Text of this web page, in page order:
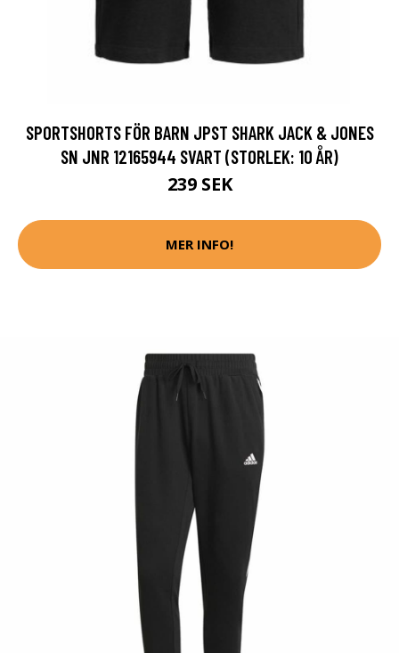
SPORTSHORTS FÖR BARN JPST SHARK JACK & JONES
SN JNR 12165944 SVART (STORLEK: 10 ÅR)
239 SEK
MER INFO!